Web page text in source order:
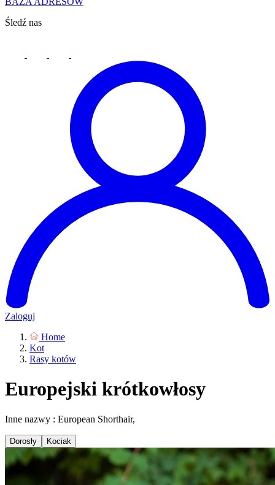
Śledź nas
Zaloguj
Home
Kot
Rasy kotów
Europejski krótkowłosy
Inne nazwy : European Shorthair,
Dorosły Kociak